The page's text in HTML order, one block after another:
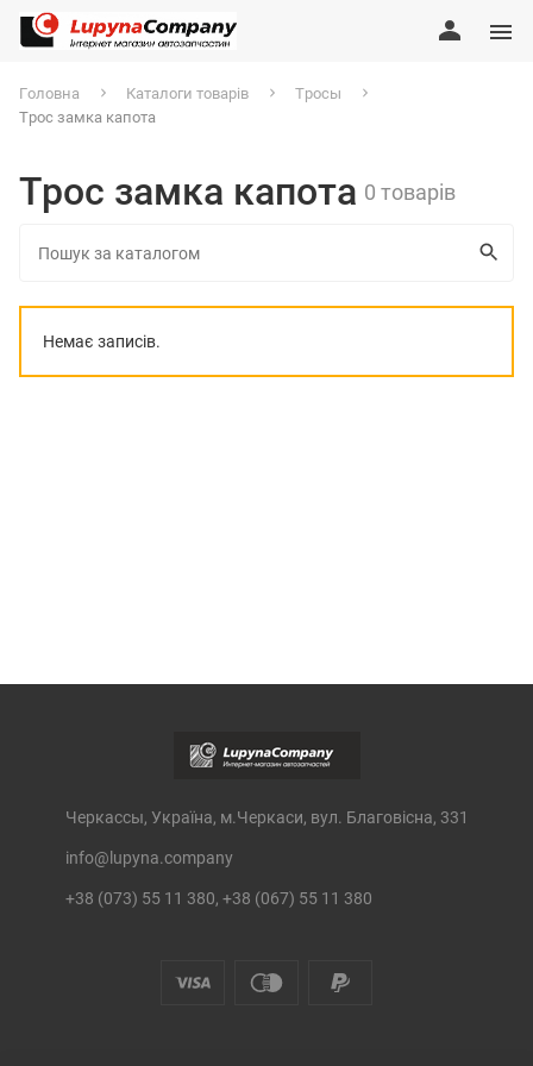
Головна Каталоги товарів
Тросы
Трос замка капота
Трос замка капота 0 товарів
Немає записів.
Черкассы, Україна, м.Черкаси, вул. Благовісна, 331
info@lupyna.company
+38 (073) 55 11 380, +38 (067) 55 11 380